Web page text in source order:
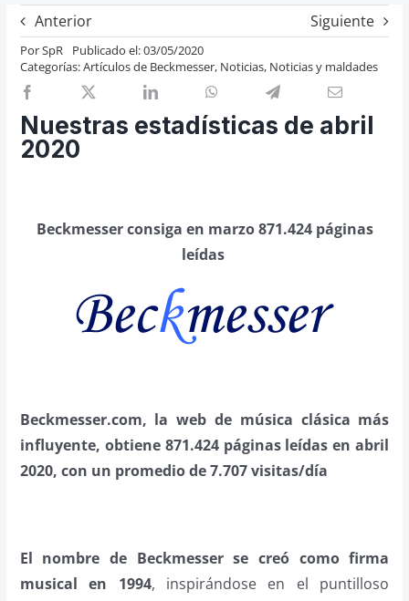
Crítica
Previos de ópera
Entrevistas
Recomendación
Cosas de Beckmesser
Nosotros y privacidad
Anterior Siguiente
PorSpR
Publicado el: 03/05/2020
Categorías:Artículos de Beckmesser, Noticias, Noticias y maldades
Nuestras estadísticas de abril
2020
Beckmesser consiga en marzo 871.424 páginas
leídas
Beckmesser.com, la web de música clásica más
influyente, obtiene 871.424 páginas leídas en abril
2020, con un promedio de 7.707 visitas/día
El nombre de Beckmesser se creó como firma
musical en 1994, inspirándose en el puntilloso